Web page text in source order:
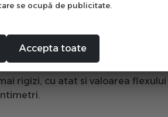
indicat sa tina cont de cateva
clapari cu flex intre 70 si 100.
cu un flex intre 100 si 150.
rigizi, cu atat si valoarea
se ocupă de publicitate.
Accepta toate